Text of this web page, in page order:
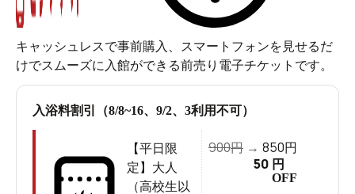
キャッシュレスで事前購入、スマートフォンを見せるだ
けでスムーズに入館ができる前売り電子チケットです。
入浴料割引（8/8~16、9/2、3利用不可）
【平日限
定】大人
（高校生以
900円 → 850円
50 円
OFF